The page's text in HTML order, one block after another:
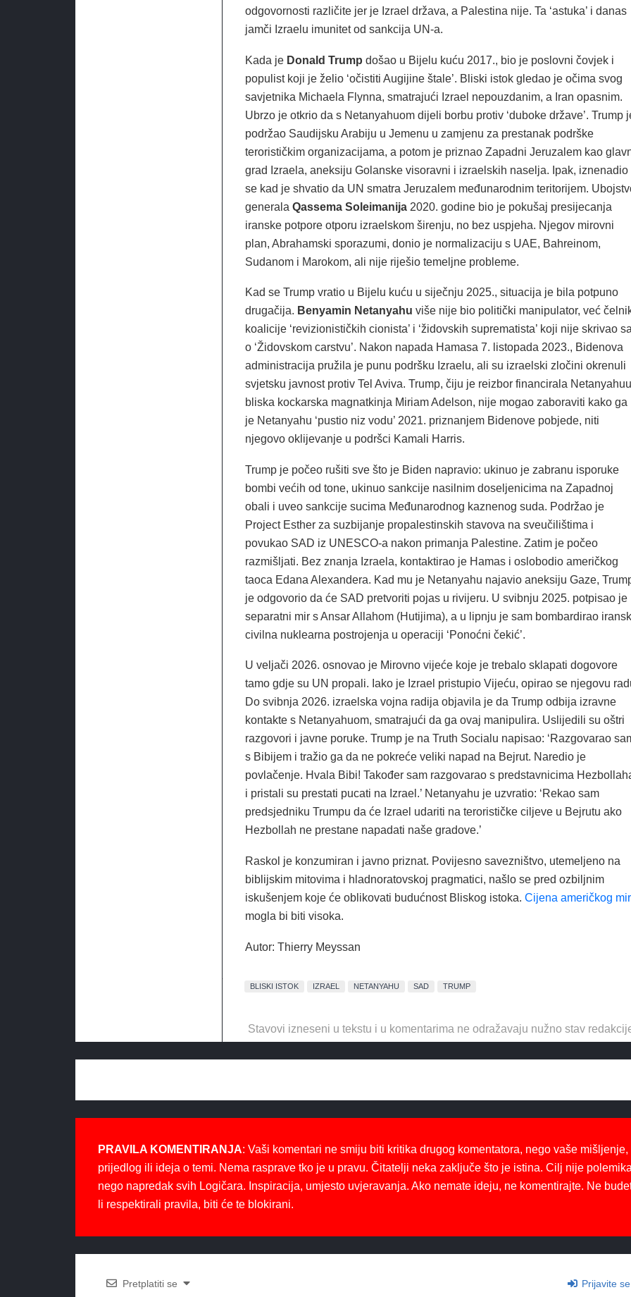
odgovornosti različite jer je Izrael država, a Palestina nije. Ta ‘astuka’ i danas
jamči Izraelu imunitet od sankcija UN-a.
Kada je Donald Trump došao u Bijelu kuću 2017., bio je poslovni čovjek i
populist koji je želio ‘očistiti Augijine štale’. Bliski istok gledao je očima svog
savjetnika Michaela Flynna, smatrajući Izrael nepouzdanim, a Iran opasnim.
Ubrzo je otkrio da s Netanyahuom dijeli borbu protiv ‘duboke države’. Trump
podržao Saudijsku Arabiju u Jemenu u zamjenu za prestanak podrške
terorističkim organizacijama, a potom je priznao Zapadni Jeruzalem kao
grad Izraela, aneksiju Golanske visoravni i izraelskih naselja. Ipak, iznenadio
se kad je shvatio da UN smatra Jeruzalem međunarodnim teritorijem.
generala Qassema Soleimanija2020. godine bio je pokušaj presijecanja
iranske potpore otporu izraelskom širenju, no bez uspjeha. Njegov mirovni
plan, Abrahamski sporazumi, donio je normalizaciju s UAE, Bahreinom,
Sudanom i Marokom, ali nije riješio temeljne probleme.
Kad se Trump vratio u Bijelu kuću u siječnju 2025., situacija je bila potpuno
drugačija. Benyamin Netanyahu više nije bio politički manipulator, već
koalicije ‘revizionističkih cionista’ i ‘židovskih suprematista’ koji nije skrivao
o ‘Židovskom carstvu’. Nakon napada Hamasa 7. listopada 2023., Bidenova
administracija pružila je punu podršku Izraelu, ali su izraelski zločini okrenuli
svjetsku javnost protiv Tel Aviva. Trump, čiju je reizbor financirala Netanyahuu
bliska kockarska magnatkinja Miriam Adelson, nije mogao zaboraviti kako ga
je Netanyahu ‘pustio niz vodu’ 2021. priznanjem Bidenove pobjede, niti
njegovo oklijevanje u podršci Kamali Harris.
Trump je počeo rušiti sve što je Biden napravio: ukinuo je zabranu isporuke
bombi većih od tone, ukinuo sankcije nasilnim doseljenicima na Zapadnoj
obali i uveo sankcije sucima Međunarodnog kaznenog suda. Podržao je
Project Esther za suzbijanje propalestinskih stavova na sveučilištima i
povukao SAD iz UNESCO-a nakon primanja Palestine. Zatim je počeo
razmišljati. Bez znanja Izraela, kontaktirao je Hamas i oslobodio američkog
taoca Edana Alexandera. Kad mu je Netanyahu najavio aneksiju Gaze,
je odgovorio da će SAD pretvoriti pojas u rivijeru. U svibnju 2025. potpisao je
separatni mir s Ansar Allahom (Hutijima), a u lipnju je sam bombardirao
civilna nuklearna postrojenja u operaciji ‘Ponoćni čekić’.
U veljači 2026. osnovao je Mirovno vijeće koje je trebalo sklapati dogovore
tamo gdje su UN propali. Iako je Izrael pristupio Vijeću, opirao se njegovu
Do svibnja 2026. izraelska vojna radija objavila je da Trump odbija izravne
kontakte s Netanyahuom, smatrajući da ga ovaj manipulira. Uslijedili su oštri
razgovori i javne poruke. Trump je na Truth Socialu napisao: ‘Razgovarao
s Bibijem i tražio ga da ne pokreće veliki napad na Bejrut. Naredio je
povlačenje. Hvala Bibi! Također sam razgovarao s predstavnicima
i pristali su prestati pucati na Izrael.’ Netanyahu je uzvratio: ‘Rekao sam
predsjedniku Trumpu da će Izrael udariti na terorističke ciljeve u Bejrutu ako
Hezbollah ne prestane napadati naše gradove.’
Raskol je konzumiran i javno priznat. Povijesno savezništvo, utemeljeno na
biblijskim mitovima i hladnoratovskoj pragmatici, našlo se pred ozbiljnim
iskušenjem koje će oblikovati budućnost Bliskog istoka. Cijena američkog
mogla bi biti visoka.
Autor: Thierry Meyssan
BLISKI ISTOK IZRAEL NETANYAHU SAD TRUMP
Stavovi izneseni u tekstu i u komentarima ne odražavaju nužno stav
PRAVILA KOMENTIRANJA: Vaši komentari ne smiju biti kritika drugog komentatora, nego vaše mišljenje,
prijedlog ili ideja o temi. Nema rasprave tko je u pravu. Čitatelji neka zaključe što je istina. Cilj nije
nego napredak svih Logičara. Inspiracija, umjesto uvjeravanja. Ako nemate ideju, ne komentirajte. Ne
li respektirali pravila, biti će te blokirani.
Pretplatiti se Prijavite se